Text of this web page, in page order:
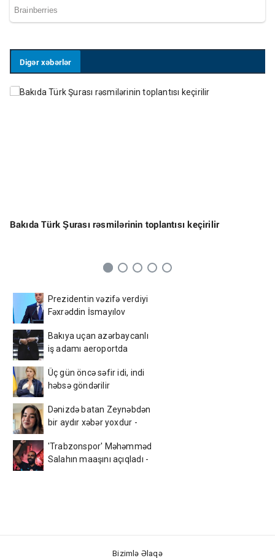
Digər xəbərlər
Bakıda Türk Şurası rəsmilərinin toplantısı keçirilir
Prezidentin vəzifə verdiyi
Fəxrəddin İsmayılov
Bakıya uçan azərbaycanlı
iş adamı aeroportda
Üç gün öncə səfir idi, indi
həbsə göndərilir
Dənizdə batan Zeynəbdən
bir aydır xəbər yoxdur -
'Trabzonspor' Məhəmməd
Salahın maaşını açıqladı -
Bizimlə Əlaqə